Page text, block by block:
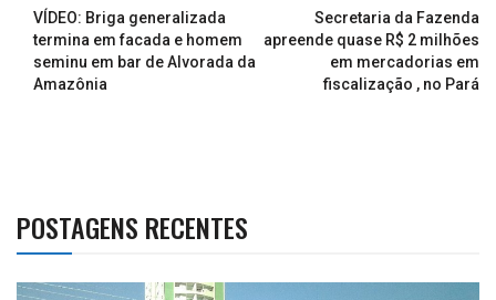
VÍDEO: Briga generalizada
termina em facada e homem
seminu em bar de Alvorada da
Amazônia
Secretaria da Fazenda
apreende quase R$ 2 milhões
em mercadorias em
fiscalização , no Pará
POSTAGENS RECENTES